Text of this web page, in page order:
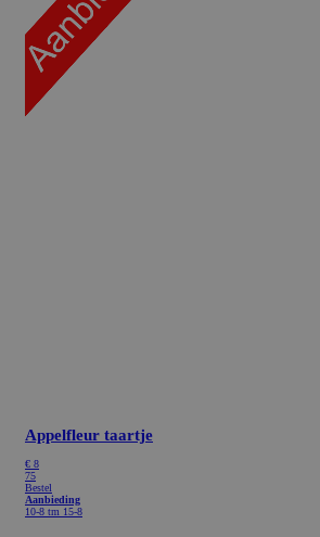
Appelfleur taartje
€ 8
75
Bestel
Aanbieding
10-8 tm 15-8